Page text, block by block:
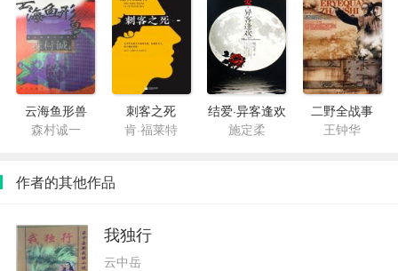
云海鱼形兽
森村诚一
刺客之死
肯·福莱特
结爱·异客逢欢
施定柔
二野全战事
王钟华
作者的其他作品
我独行
云中岳